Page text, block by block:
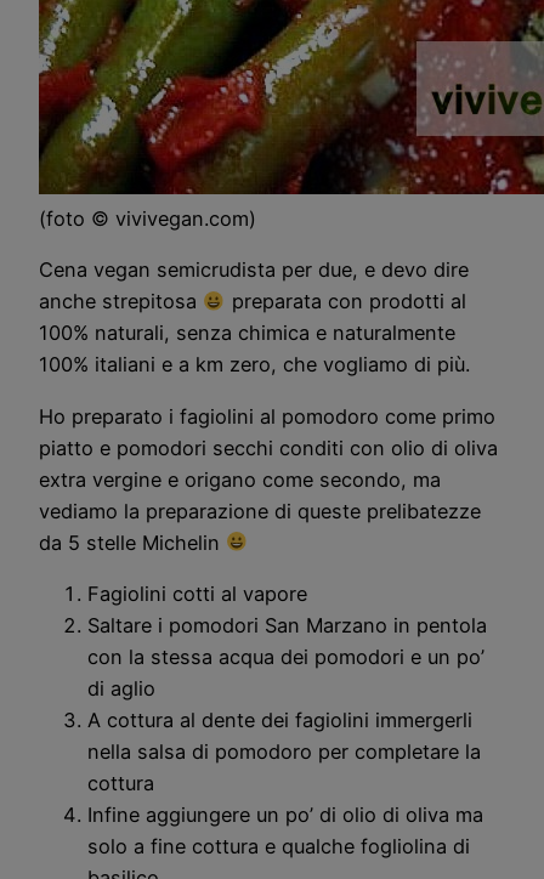
(foto © vivivegan.com)
Cena vegan semicrudista per due, e devo dire
anche strepitosa
preparata con prodotti al
100% naturali, senza chimica e naturalmente
100% italiani e a km zero, che vogliamo di più.
Ho preparato i fagiolini al pomodoro come primo
piatto e pomodori secchi conditi con olio di oliva
extra vergine e origano come secondo, ma
vediamo la preparazione di queste prelibatezze
da 5 stelle Michelin
Fagiolini cotti al vapore
Saltare i pomodori San Marzano in pentola
con la stessa acqua dei pomodori e un po’
di aglio
A cottura al dente dei fagiolini immergerli
nella salsa di pomodoro per completare la
cottura
Infine aggiungere un po’ di olio di oliva ma
solo a fine cottura e qualche fogliolina di